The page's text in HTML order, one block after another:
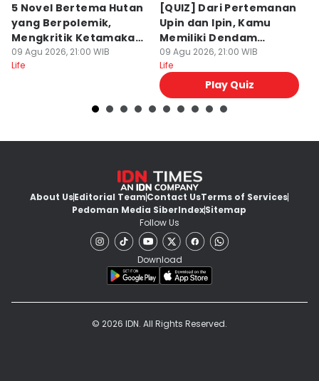
5 Novel Bertema Hutan
yang Berpolemik,
Mengkritik Ketamakan
Manusia
09 Agu 2026, 21:00 WIB
Life
[QUIZ] Dari Pertemanan
Upin dan Ipin, Kamu
Memiliki Dendam
Tersembunyi atau
Tidak?
09 Agu 2026, 21:00 WIB
Life
Play Quiz
About UsEditorial TeamContact UsTerms of Services
Pedoman Media SiberIndexSitemap
Follow Us
Download
© 2026 IDN. All Rights Reserved.